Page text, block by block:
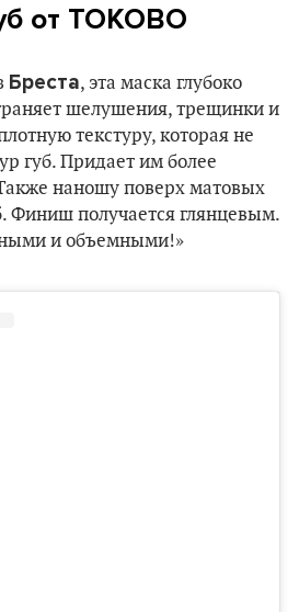
от TOKOBO
Бреста, эта маска глубоко
шелушения, трещинки и
текстуру, которая не
губ. Придает им более
наношу поверх матовых
Финиш получается глянцевым.
и объемными!»